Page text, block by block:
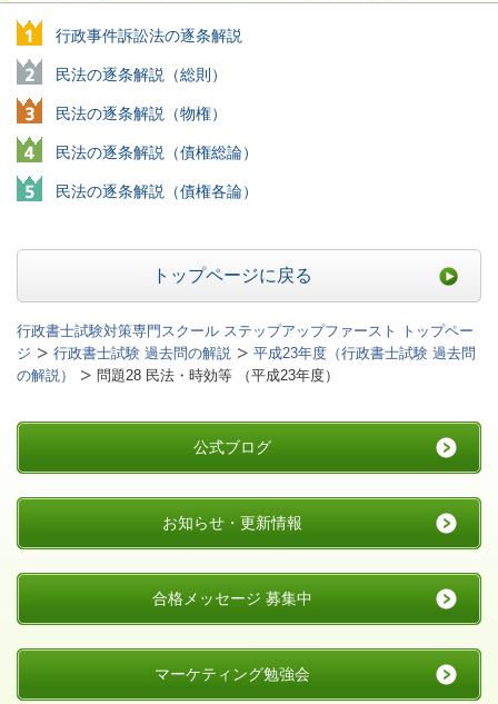
行政事件訴訟法の逐条解説
民法の逐条解説（総則）
民法の逐条解説（物権）
民法の逐条解説（債権総論）
民法の逐条解説（債権各論）
トップページに戻る
行政書士試験対策専門スクール ステップアップファースト トップペー
ジ
行政書士試験 過去問の解説
平成23年度（行政書士試験 過去問
の解説）
問題28 民法・時効等 （平成23年度）
公式ブログ
お知らせ・更新情報
合格メッセージ 募集中
マーケティング勉強会